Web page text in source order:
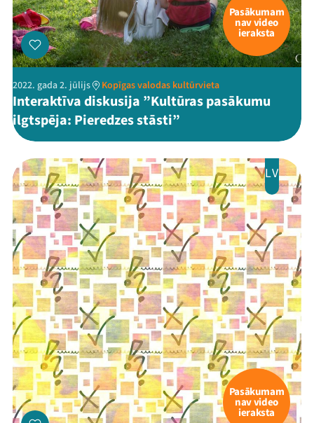
Pasākumam
nav video
ieraksta
2022. gada 2. jūlijs Kopīgas valodas kultūrvieta
Interaktīva diskusija ”Kultūras pasākumu
ilgtspēja: Pieredzes stāsti”
LV
Pasākumam
nav video
ieraksta